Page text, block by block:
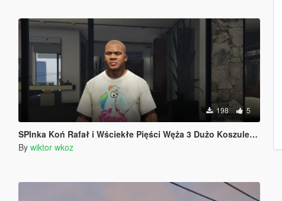
198 5
SPInka Koń Rafał i Wściekłe Pięści Węża 3 Dużo Koszulek Poland Polska Polish Polski
By wiktor wkoz